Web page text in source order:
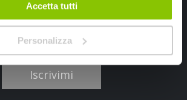
Accetta tutti
Personalizza
Iscrivimi